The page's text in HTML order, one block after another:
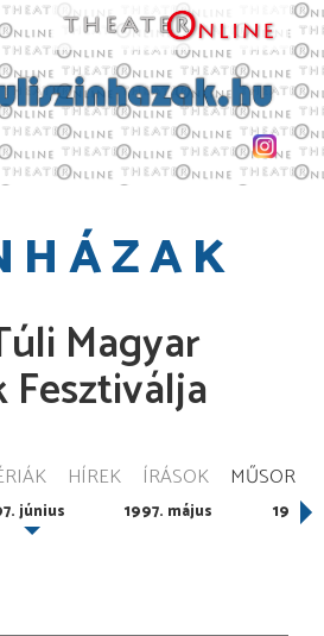
Magyar
Fesztiválja
HÍREK ÍRÁSOK MŰSOR
június 1997. május 1996.